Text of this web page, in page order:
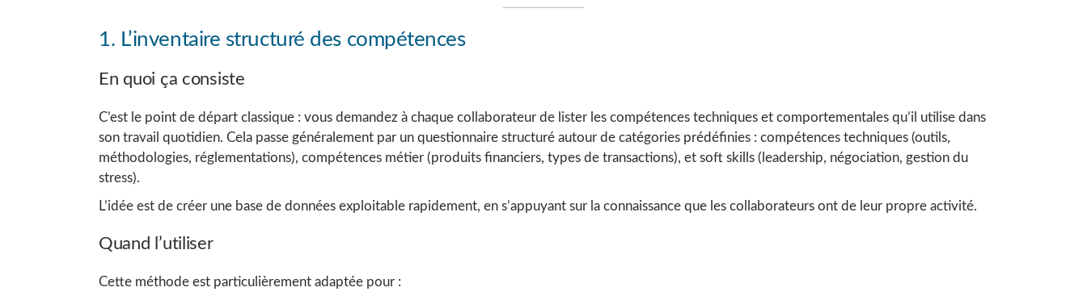
1. L’inventaire structuré des compétences
En quoi ça consiste
C’est le point de départ classique : vous demandez à chaque collaborateur de lister les compétences techniques et comportementales qu’il utilise dans
son travail quotidien. Cela passe généralement par un questionnaire structuré autour de catégories prédéfinies : compétences techniques (outils,
méthodologies, réglementations), compétences métier (produits financiers, types de transactions), et soft skills (leadership, négociation, gestion du
stress).
L’idée est de créer une base de données exploitable rapidement, en s’appuyant sur la connaissance que les collaborateurs ont de leur propre activité.
Quand l’utiliser
Cette méthode est particulièrement adaptée pour :